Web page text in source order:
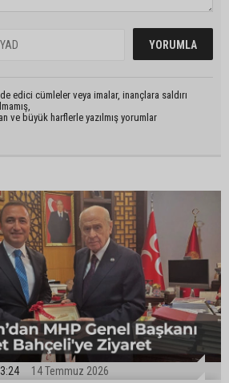
edici cümleler veya imalar, inançlara saldırı
ve büyük harflerle yazılmış yorumlar
14 Temmuz 2026